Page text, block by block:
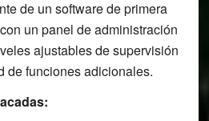
de un software de primera
un panel de administración
ajustables de supervisión
de funciones adicionales.